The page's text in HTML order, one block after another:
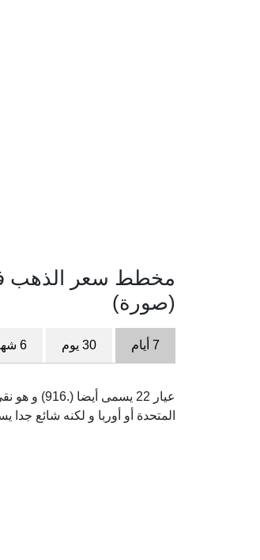
(صورة)
7 أيام 30 يوم 6 شهور
المتحدة أو أوربا و لكنه شائع